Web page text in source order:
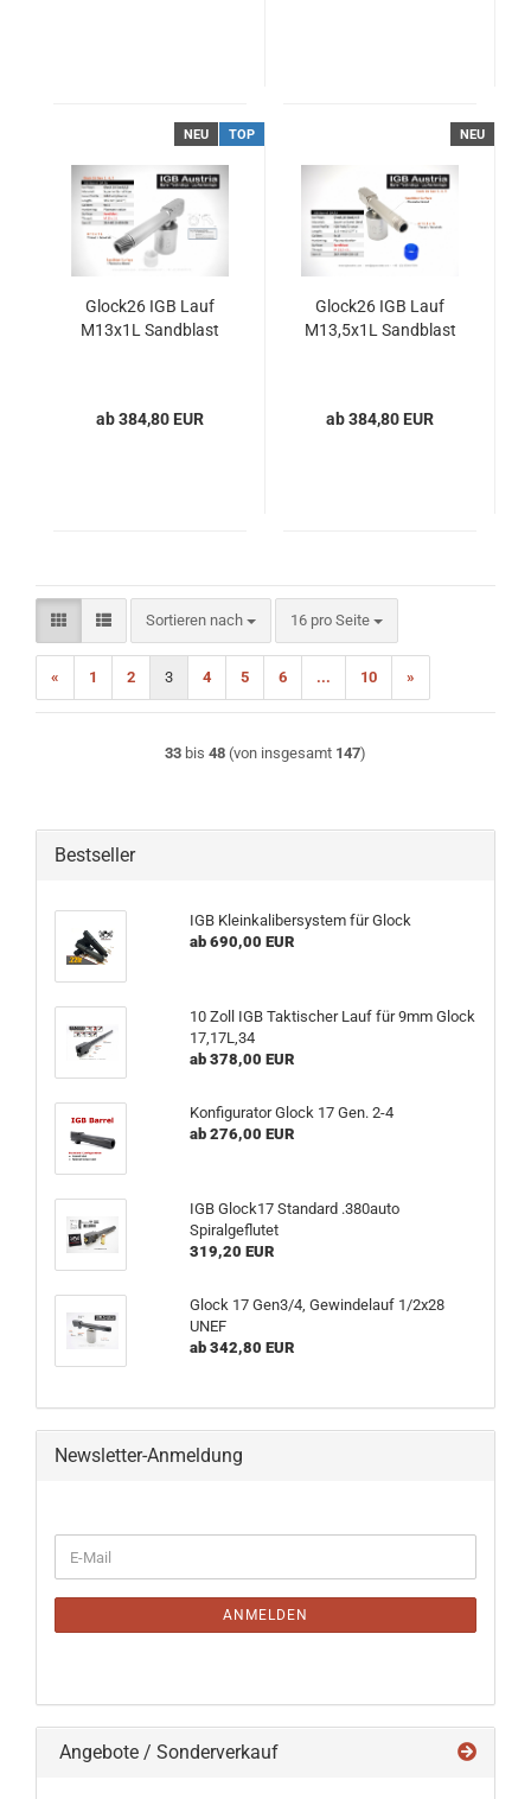
NEU TOP
Glock26 IGB Lauf
M13x1L Sandblast
ab 384,80 EUR
NEU
Glock26 IGB Lauf
M13,5x1L Sandblast
ab 384,80 EUR
Sortieren nach
Sortieren nach 16 pro Seite
pro Seite
« 1 2 3 4 5 6 ... 10 »
33 bis 48 (von insgesamt 147)
Bestseller
IGB Kleinkalibersystem für Glock
ab 690,00 EUR
10 Zoll IGB Taktischer Lauf für 9mm Glock
17,17L,34
ab 378,00 EUR
Konfigurator Glock 17 Gen. 2-4
ab 276,00 EUR
IGB Glock17 Standard .380auto
Spiralgeflutet
319,20 EUR
Glock 17 Gen3/4, Gewindelauf 1/2x28
UNEF
ab 342,80 EUR
Newsletter-Anmeldung
ZUR
E-
Mail
ANMELDEN
Angebote / Sonderverkauf